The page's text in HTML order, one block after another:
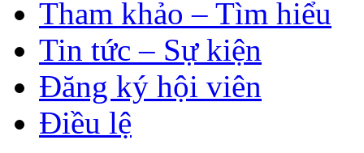
Tham khảo – Tìm hiểu
Tin tức – Sự kiện
Đăng ký hội viên
Điều lệ